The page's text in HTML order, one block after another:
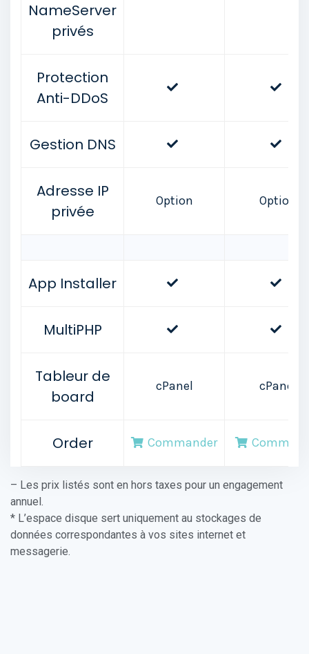
NameServer
privés
Protection
Anti-DDoS
Gestion DNS
Adresse IP
privée
Option Option
App Installer
MultiPHP
Tableur de
board
cPanel cPanel
Order Commander
– Les prix listés sont en hors taxes pour un engagement
annuel.
* L’espace disque sert uniquement au stockages de
données correspondantes à vos sites internet et
messagerie.